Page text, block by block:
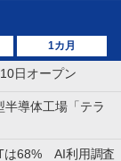
1カ月
日オープン
導体工場「テラ
は68% AI利用調査